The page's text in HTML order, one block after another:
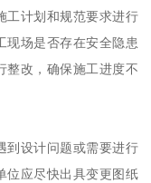
工计划和规范要求进行
现场是否存在安全隐患
整改，确保施工进度不
到设计问题或需要进行
位应尽快出具变更图纸